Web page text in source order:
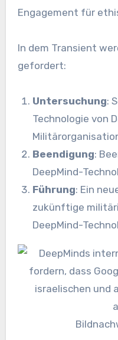
Engagement für
In dem Transient
gefordert:
Untersuchung:
Technologie von
Beendigung:
DeepMind-
Führung: Ein
zukünftige
DeepMind-